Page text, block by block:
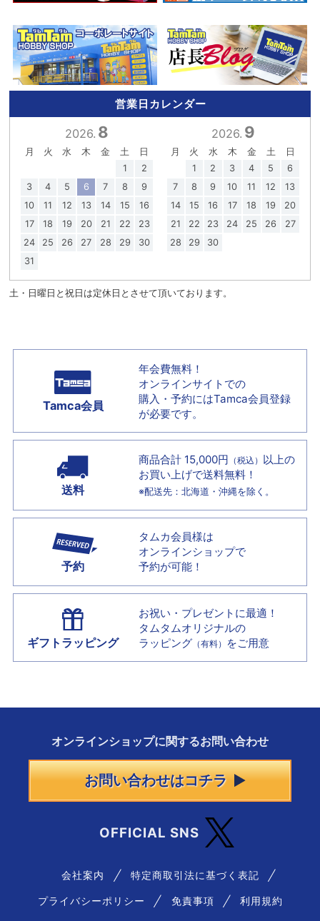
営業日カレンダー
2026. 8
月 火 水 木 金 土
日
1
2
3
4 5 6 7 8
9
10
11 12 13 14 15
16
17
18 19 20 21 22
23
24
25 26 27 28 29
30
31
2026. 9
月 火 水 木 金 土
日
1
2 3 4 5
6
7
8 9 10 11 12
13
14
15 16 17 18 19
20
21
22 23 24 25 26
27
28
29 30
土・日曜日と祝日は定休日とさせて頂いております。
Tamca会員
年会費無料！
オンラインサイトでの
購入・予約にはTamca会員登録
が必要です。
送料
商品合計 15,000円 （税込） 以上の
お買い上げで送料無料！
※配送先：北海道・沖縄を除く。
予約
タムカ会員様は
オンラインショップで
予約が可能！
ギフトラッピング
お祝い・プレゼントに最適！
タムタムオリジナルの
ラッピング （有料） をご用意
オンラインショップに関するお問い合わせ
お問い合わせはコチラ
OFFICIAL SNS
会社案内 特定商取引法に基づく表記
プライバシーポリシー 免責事項 利用規約